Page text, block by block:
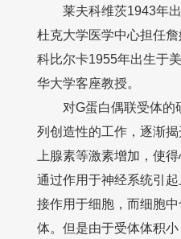
莱夫科维茨1943年出
杜克大学医学中心担任詹
科比尔卡1955年出生于
华大学客座教授。
对G蛋白偶联受体的研
列创造性的工作，逐渐
上腺素等激素增加，使
通过作用于神经系统引
接作用于细胞，而细胞
体。但是由于受体体积